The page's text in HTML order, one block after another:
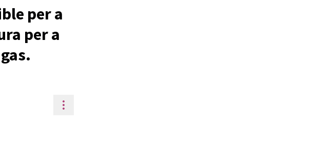
per a
per a
Controls de recursos